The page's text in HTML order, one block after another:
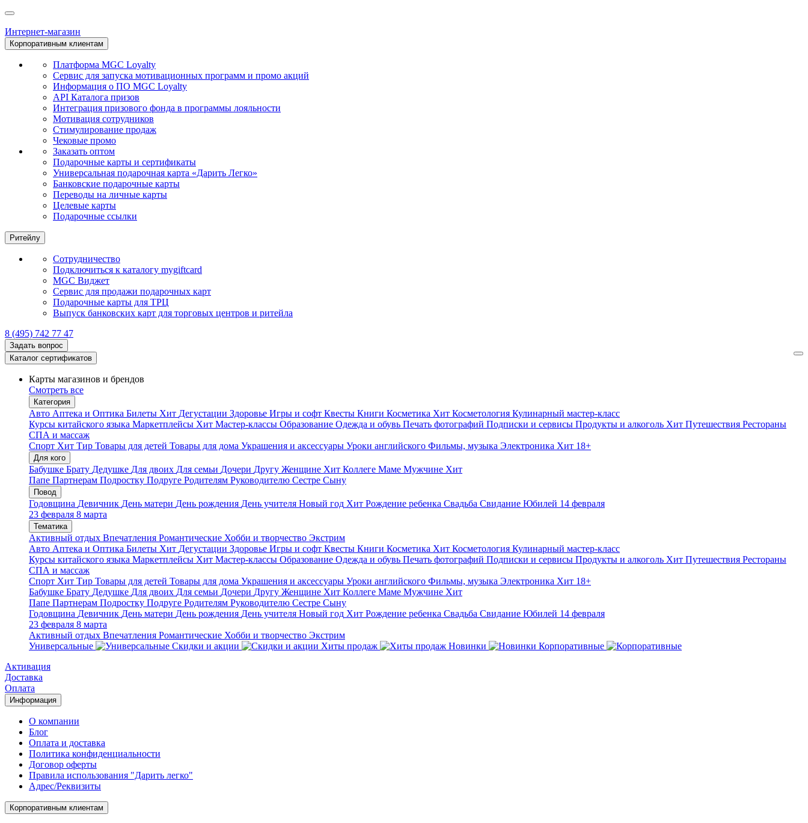
Интернет-магазин
Корпоративным клиентам
Платформа MGC Loyalty
Сервис для запуска мотивационных программ и промо акций
Информация о ПО MGC Loyalty
API Каталога призов
Интеграция призового фонда в программы лояльности
Мотивация сотрудников
Стимулирование продаж
Чековые промо
Заказать оптом
Подарочные карты и сертификаты
Универсальная подарочная карта «Дарить Легко»
Банковские подарочные карты
Переводы на личные карты
Целевые карты
Подарочные ссылки
Ритейлу
Сотрудничество
Подключиться к каталогу mygiftcard
MGC Виджет
Сервис для продажи подарочных карт
Подарочные карты для ТРЦ
Выпуск банковских карт для торговых центров и ритейла
8 (495) 742 77 47
Задать вопрос
Каталог сертификатов
Карты магазинов и брендов
Смотреть все
Категория
Авто Аптека и Оптика Билеты Хит Дегустации Здоровье Игры и софт Квесты Книги Косметика Хит Косметология Кулинарный мастер-класс
Курсы китайского языка Маркетплейсы Хит Мастер-классы Образование Одежда и обувь Печать фотографий Подписки и сервисы Продукты и алкоголь Хит Путешествия Рестораны
СПА и массаж
Спорт Хит Тир Товары для детей Товары для дома Украшения и аксессуары Уроки английского Фильмы, музыка Электроника Хит 18+
Для кого
Бабушке Брату Дедушке Для двоих Для семьи Дочери Другу Женщине Хит Коллеге Маме Мужчине Хит
Папе Партнерам Подростку Подруге Родителям Руководителю Сестре Сыну
Повод
Годовщина Девичник День матери День рождения День учителя Новый год Хит Рождение ребенка Свадьба Свидание Юбилей 14 февраля
23 февраля 8 марта
Тематика
Активный отдых Впечатления Романтические Хобби и творчество Экстрим
Авто Аптека и Оптика Билеты Хит Дегустации Здоровье Игры и софт Квесты Книги Косметика Хит Косметология Кулинарный мастер-класс
Курсы китайского языка Маркетплейсы Хит Мастер-классы Образование Одежда и обувь Печать фотографий Подписки и сервисы Продукты и алкоголь Хит Путешествия Рестораны
СПА и массаж
Спорт Хит Тир Товары для детей Товары для дома Украшения и аксессуары Уроки английского Фильмы, музыка Электроника Хит 18+
Бабушке Брату Дедушке Для двоих Для семьи Дочери Другу Женщине Хит Коллеге Маме Мужчине Хит
Папе Партнерам Подростку Подруге Родителям Руководителю Сестре Сыну
Годовщина Девичник День матери День рождения День учителя Новый год Хит Рождение ребенка Свадьба Свидание Юбилей 14 февраля
23 февраля 8 марта
Активный отдых Впечатления Романтические Хобби и творчество Экстрим
Универсальные
Скидки и акции Хиты продаж Новинки
Корпоративные
Активация
Доставка
Оплата
Информация
О компании
Блог
Оплата и доставка
Политика конфиденциальности
Договор оферты
Правила использования "Дарить легко"
Адрес/Реквизиты
Корпоративным клиентам